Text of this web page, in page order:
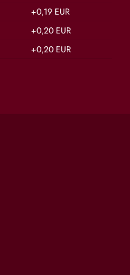
+0,19 EUR
+0,20 EUR
+0,20 EUR